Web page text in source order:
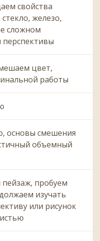
свойства
железо,
сложном
цвет,
работы
основы смешения
объемный
пробуем
изучать
или рисунок